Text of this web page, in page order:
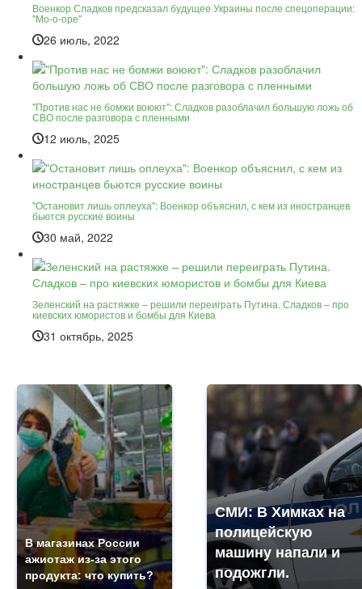
Военкор Сладков предсказал будущее Украины после спецоперации:
"Мо-о-оре"
26 июль, 2022
"Против нас не бомжи воюют": Сладков разоблачил большую ложь об
СВО после разговора с пленными
12 июль, 2025
"Остановит лишь оплеуха": Военкор объяснил, с кем из иностранцев
бьются русские воины
30 май, 2022
Зеленский на растяжке – решили переиграть Путина. Сладков – про
киевских юмористов и бомбы для Киева
31 октябрь, 2025
В магазинах России
ажиотаж из-за этого
продукта: что купить?
СМИ: В Химках на
полицейскую
машину напали и
подожгли.